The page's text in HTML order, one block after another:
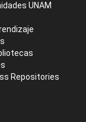
UNAM
Repositories